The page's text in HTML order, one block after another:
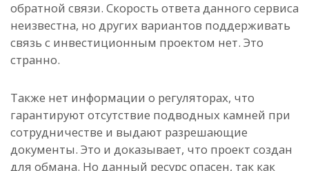
обратной связи. Скорость ответа данного сервиса
неизвестна, но других вариантов поддерживать
связь с инвестиционным проектом нет. Это
странно.
Также нет информации о регуляторах, что
гарантируют отсутствие подводных камней при
сотрудничестве и выдают разрешающие
документы. Это и доказывает, что проект создан
для обмана. Но данный ресурс опасен, так как